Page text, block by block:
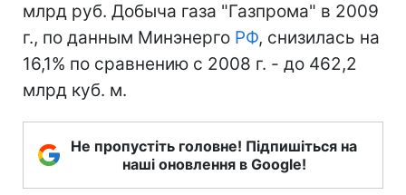
млрд руб. Добыча газа "Газпрома" в 2009
г., по данным Минэнерго РФ, снизилась на
16,1% по сравнению с 2008 г. - до 462,2
млрд куб. м.
Не пропустіть головне! Підпишіться на
наші оновлення в Google!